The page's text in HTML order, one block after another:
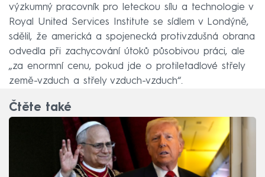
výzkumný pracovník pro leteckou sílu a technologie v
Royal United Services Institute se sídlem v Londýně,
sdělil, že americká a spojenecká protivzdušná obrana
odvedla při zachycování útoků působivou práci, ale
„za enormní cenu, pokud jde o protiletadlové střely
země-vzduch a střely vzduch-vzduch“.
Čtěte také